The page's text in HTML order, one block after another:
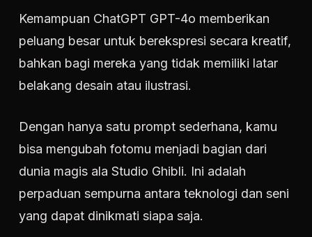
Kemampuan ChatGPT GPT-4o memberikan
peluang besar untuk berekspresi secara kreatif,
bahkan bagi mereka yang tidak memiliki latar
belakang desain atau ilustrasi.
Dengan hanya satu prompt sederhana, kamu
bisa mengubah fotomu menjadi bagian dari
dunia magis ala Studio Ghibli. Ini adalah
perpaduan sempurna antara teknologi dan seni
yang dapat dinikmati siapa saja.